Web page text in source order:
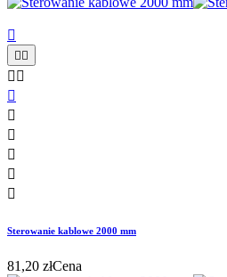


 






Sterowanie kablowe 2000 mm
81,20 złCena